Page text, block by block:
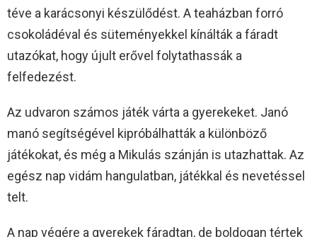
téve a karácsonyi készülődést. A teaházban forró
csokoládéval és süteményekkel kínálták a fáradt
utazókat, hogy újult erővel folytathassák a
felfedezést.
Az udvaron számos játék várta a gyerekeket. Janó
manó segítségével kipróbálhatták a különböző
játékokat, és még a Mikulás szánján is utazhattak. Az
egész nap vidám hangulatban, játékkal és nevetéssel
telt.
A nap végére a gyerekek fáradtan, de boldogan tértek